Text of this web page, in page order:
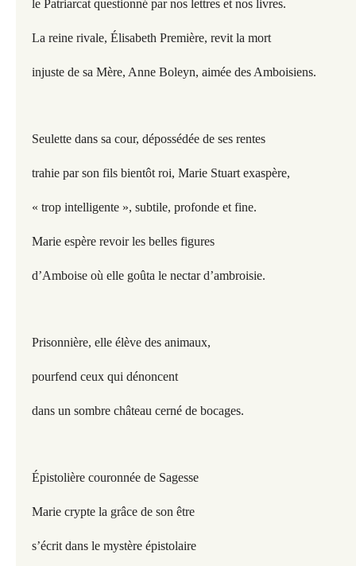
le Patriarcat questionné par nos lettres et nos livres.
La reine rivale, Élisabeth Première, revit la mort
injuste de sa Mère, Anne Boleyn, aimée des Amboisiens.
Seulette dans sa cour, dépossédée de ses rentes
trahie par son fils bientôt roi, Marie Stuart exaspère,
« trop intelligente », subtile, profonde et fine.
Marie espère revoir les belles figures
d’Amboise où elle goûta le nectar d’ambroisie.
Prisonnière, elle élève des animaux,
pourfend ceux qui dénoncent
dans un sombre château cerné de bocages.
Épistolière couronnée de Sagesse
Marie crypte la grâce de son être
s’écrit dans le mystère épistolaire